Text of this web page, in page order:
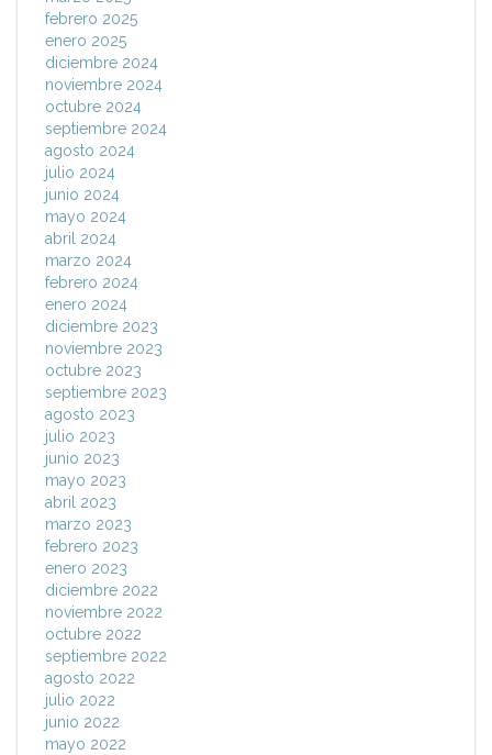
febrero 2025
enero 2025
diciembre 2024
noviembre 2024
octubre 2024
septiembre 2024
agosto 2024
julio 2024
junio 2024
mayo 2024
abril 2024
marzo 2024
febrero 2024
enero 2024
diciembre 2023
noviembre 2023
octubre 2023
septiembre 2023
agosto 2023
julio 2023
junio 2023
mayo 2023
abril 2023
marzo 2023
febrero 2023
enero 2023
diciembre 2022
noviembre 2022
octubre 2022
septiembre 2022
agosto 2022
julio 2022
junio 2022
mayo 2022